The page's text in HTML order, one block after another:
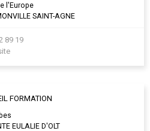
l'Europe
SAINT-AGNE
89 19
FORMATION
EULALIE D'OLT